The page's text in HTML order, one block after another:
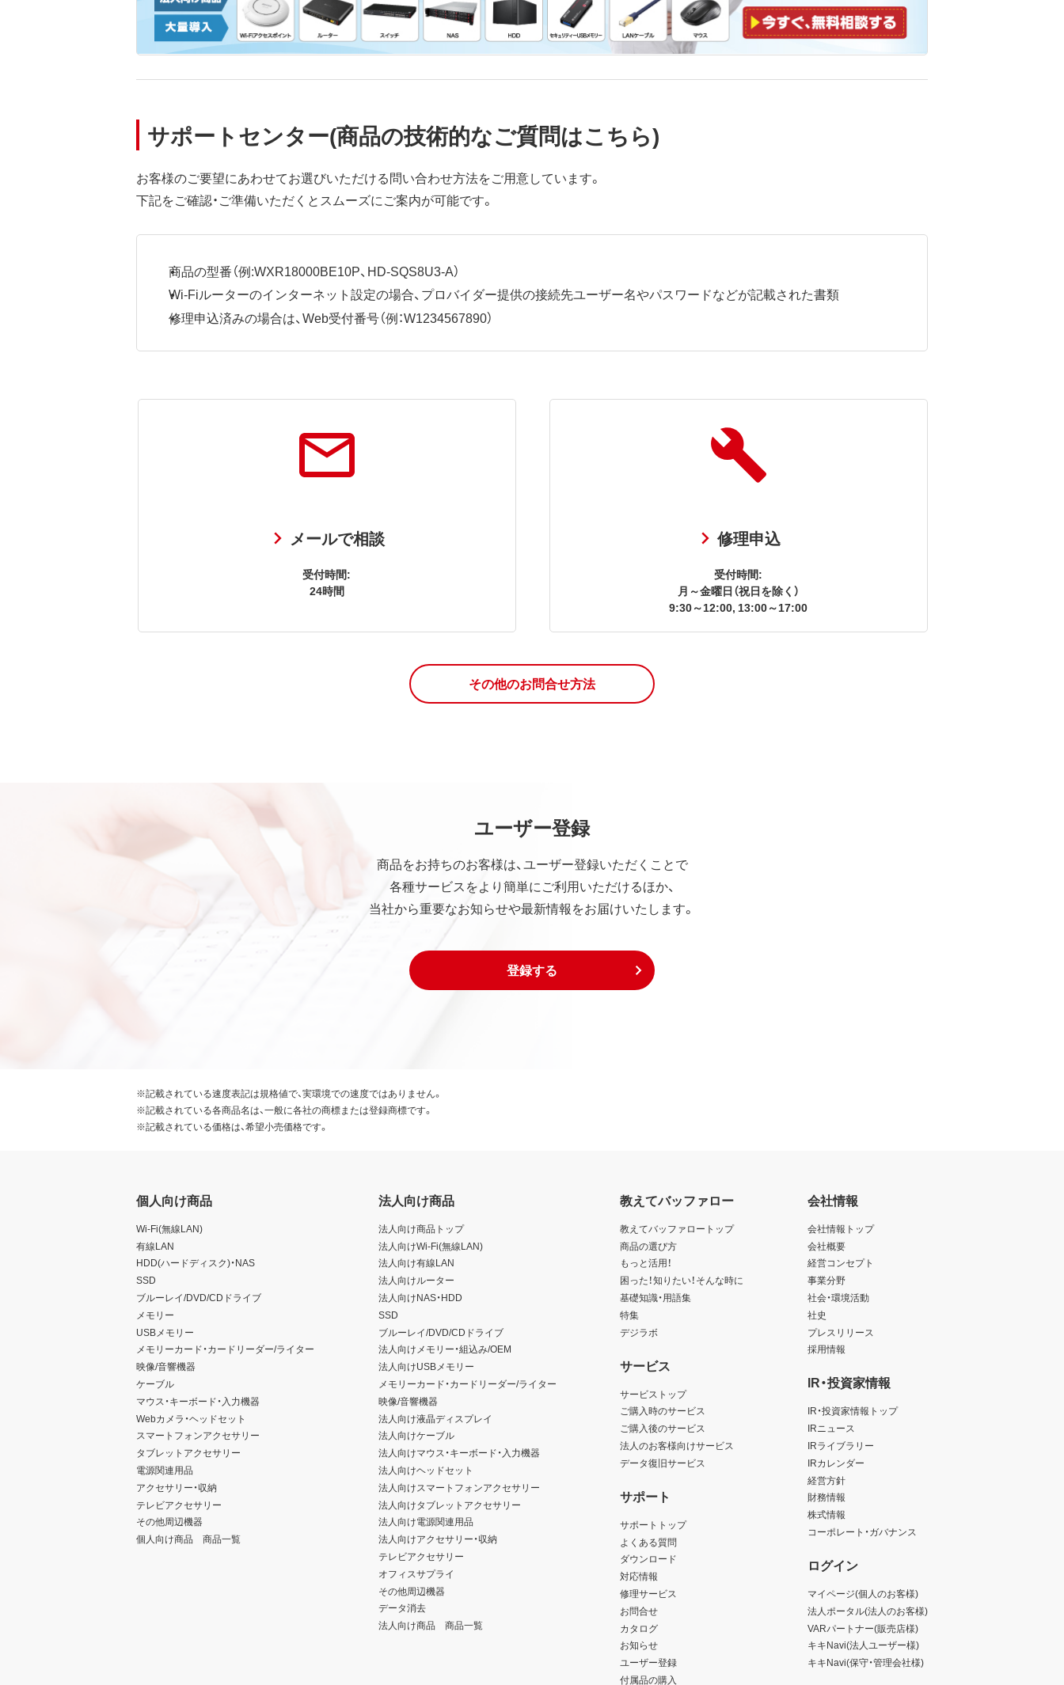
サポートセンター(商品の技術的なご質問はこちら)
お客様のご要望にあわせてお選びいただける問い合わせ方法をご用意しています。
下記をご確認・ご準備いただくとスムーズにご案内が可能です。
商品の型番（例:WXR18000BE10P、HD-SQS8U3-A）
Wi-Fiルーターのインターネット設定の場合、プロバイダー提供の接続先ユーザー名やパスワードなどが記載された書類
修理申込済みの場合は、Web受付番号（例：W1234567890）
メールで相談
受付時間:
24時間
修理申込
受付時間:
月～金曜日（祝日を除く）
9:30～12:00, 13:00～17:00
その他のお問合せ方法
ユーザー登録
商品をお持ちのお客様は、ユーザー登録いただくことで
各種サービスをより簡単にご利用いただけるほか、
当社から重要なお知らせや最新情報をお届けいたします。
登録する
※記載されている速度表記は規格値で、実環境での速度ではありません。
※記載されている各商品名は、一般に各社の商標または登録商標です。
※記載されている価格は、希望小売価格です。
個人向け商品
Wi-Fi(無線LAN)
有線LAN
HDD(ハードディスク)・NAS
SSD
ブルーレイ/DVD/CDドライブ
メモリー
USBメモリー
メモリーカード・カードリーダー/ライター
映像/音響機器
ケーブル
マウス・キーボード・入力機器
Webカメラ・ヘッドセット
スマートフォンアクセサリー
タブレットアクセサリー
電源関連用品
アクセサリー・収納
テレビアクセサリー
その他周辺機器
個人向け商品 商品一覧
法人向け商品
法人向け商品トップ
法人向けWi-Fi(無線LAN)
法人向け有線LAN
法人向けルーター
法人向けNAS・HDD
SSD
ブルーレイ/DVD/CDドライブ
法人向けメモリー・組込み/OEM
法人向けUSBメモリー
メモリーカード・カードリーダー/ライター
映像/音響機器
法人向け液晶ディスプレイ
法人向けケーブル
法人向けマウス・キーボード・入力機器
法人向けヘッドセット
法人向けスマートフォンアクセサリー
法人向けタブレットアクセサリー
法人向け電源関連用品
法人向けアクセサリー・収納
テレビアクセサリー
オフィスサプライ
その他周辺機器
データ消去
法人向け商品 商品一覧
教えてバッファロー
教えてバッファロートップ
商品の選び方
もっと活用！
困った！知りたい！そんな時に
基礎知識・用語集
特集
デジラボ
サービス
サービストップ
ご購入時のサービス
ご購入後のサービス
法人のお客様向けサービス
データ復旧サービス
サポート
サポートトップ
よくある質問
ダウンロード
対応情報
修理サービス
お問合せ
カタログ
お知らせ
ユーザー登録
付属品の購入
会社情報
会社情報トップ
会社概要
経営コンセプト
事業分野
社会・環境活動
社史
プレスリリース
採用情報
IR・投資家情報
IR・投資家情報トップ
IRニュース
IRライブラリー
IRカレンダー
経営方針
財務情報
株式情報
コーポレート・ガバナンス
ログイン
マイページ(個人のお客様)
法人ポータル(法人のお客様)
VARパートナー(販売店様)
キキNavi(法人ユーザー様)
キキNavi(保守・管理会社様)